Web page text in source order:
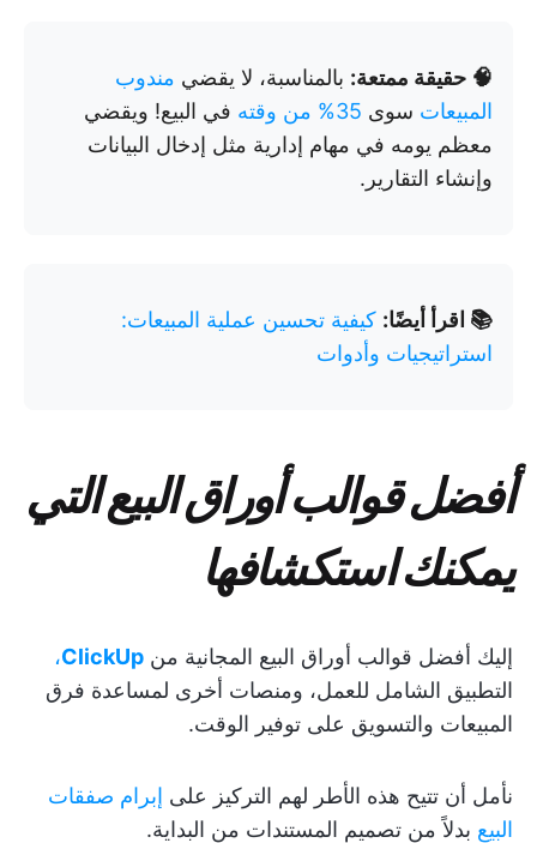
🧠 حقيقة ممتعة: بالمناسبة، لا يقضي مندوب
المبيعات سوى 35% من وقته
في البيع! ويقضي
معظم يومه في مهام إدارية مثل إدخال البيانات
وإنشاء التقارير.
📚 اقرأ أيضًا: كيفية تحسين عملية المبيعات:
استراتيجيات وأدوات
أفضل قوالب أوراق البيع التي
يمكنك استكشافها
إليك أفضل قوالب أوراق البيع المجانية من ClickUp،
التطبيق الشامل للعمل، ومنصات أخرى لمساعدة فرق
المبيعات والتسويق على توفير الوقت.
نأمل أن تتيح هذه الأطر لهم التركيز على إبرام صفقات
البيع بدلاً من تصميم المستندات من البداية.